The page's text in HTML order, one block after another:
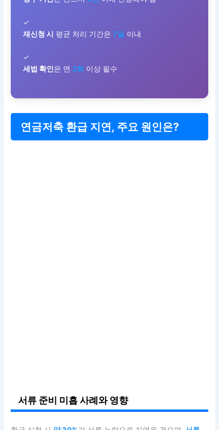
✓
재신청 시 평균 처리 기간은7일 이내
✓
세법 확인은 연 2회 이상 필수
연금저축 환급 지연, 주요 원인은?
서류 준비 미흡 사례와 영향